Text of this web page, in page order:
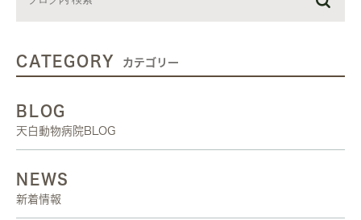
CATEGORY カテゴリー
BLOG
天白動物病院BLOG
NEWS
新着情報